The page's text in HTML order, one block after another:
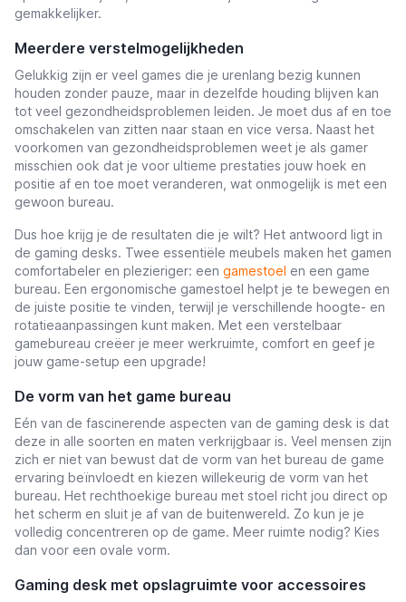
gemakkelijker.
Meerdere verstelmogelijkheden
Gelukkig zijn er veel games die je urenlang bezig kunnen
houden zonder pauze, maar in dezelfde houding blijven kan
tot veel gezondheidsproblemen leiden. Je moet dus af en toe
omschakelen van zitten naar staan en vice versa. Naast het
voorkomen van gezondheidsproblemen weet je als gamer
misschien ook dat je voor ultieme prestaties jouw hoek en
positie af en toe moet veranderen, wat onmogelijk is met een
gewoon bureau.
Dus hoe krijg je de resultaten die je wilt? Het antwoord ligt in
de gaming desks. Twee essentiële meubels maken het gamen
comfortabeler en plezieriger: een gamestoel en een game
bureau. Een ergonomische gamestoel helpt je te bewegen en
de juiste positie te vinden, terwijl je verschillende hoogte- en
rotatieaanpassingen kunt maken. Met een verstelbaar
gamebureau creëer je meer werkruimte, comfort en geef je
jouw game-setup een upgrade!
De vorm van het game bureau
Eén van de fascinerende aspecten van de gaming desk is dat
deze in alle soorten en maten verkrijgbaar is. Veel mensen zijn
zich er niet van bewust dat de vorm van het bureau de game
ervaring beïnvloedt en kiezen willekeurig de vorm van het
bureau. Het rechthoekige bureau met stoel richt jou direct op
het scherm en sluit je af van de buitenwereld. Zo kun je je
volledig concentreren op de game. Meer ruimte nodig? Kies
dan voor een ovale vorm.
Gaming desk met opslagruimte voor accessoires